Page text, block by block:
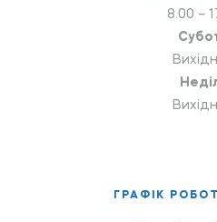
8.00 –
ГРАФІК